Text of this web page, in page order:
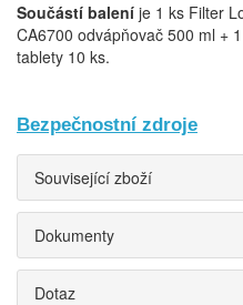
Součástí balení je 1 ks Filter
CA6700 odvápňovač 500 ml +
tablety 10 ks.
Bezpečnostní zdroje
Související zboží
Dokumenty
Dotaz